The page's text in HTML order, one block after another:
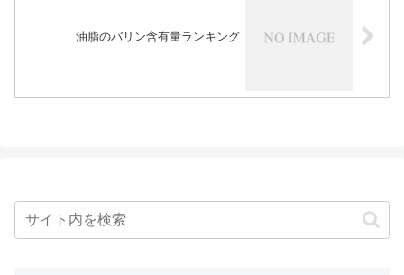
油脂のバリン含有量ランキング